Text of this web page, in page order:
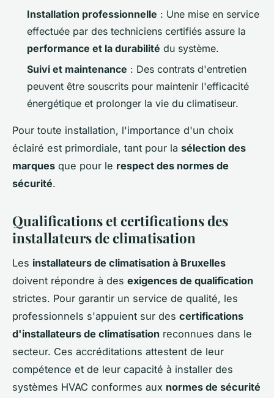
Installation professionnelle : Une mise en service
effectuée par des techniciens certifiés assure la
performance et la durabilité du système.
Suivi et maintenance : Des contrats d'entretien
peuvent être souscrits pour maintenir l'efficacité
énergétique et prolonger la vie du climatiseur.
Pour toute installation, l'importance d'un choix
éclairé est primordiale, tant pour la sélection des
marques que pour le respect des normes de
sécurité.
Qualifications et certifications des
installateurs de climatisation
Les installateurs de climatisation à Bruxelles
doivent répondre à des exigences de qualification
strictes. Pour garantir un service de qualité, les
professionnels s'appuient sur des certifications
d'installateurs de climatisation reconnues dans le
secteur. Ces accréditations attestent de leur
compétence et de leur capacité à installer des
systèmes HVAC conformes aux normes de sécurité